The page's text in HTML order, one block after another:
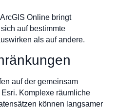
Online bringt
auf bestimmte
als auf andere.
auf der gemeinsam
Komplexe räumliche
können langsamer